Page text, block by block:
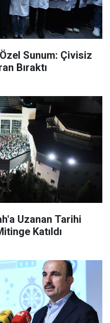
Sunum: Çivisiz
Bıraktı
Uzanan Tarihi
Katıldı